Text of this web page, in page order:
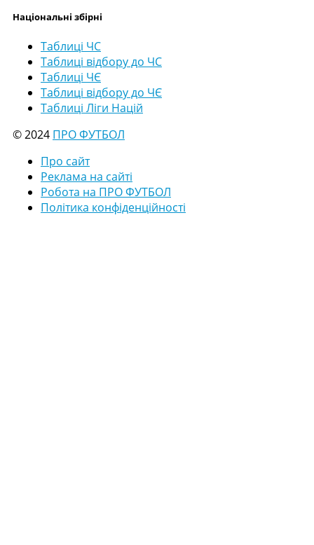
Національні збірні
Таблиці ЧС
Таблиці відбору до ЧС
Таблиці ЧЄ
Таблиці відбору до ЧЄ
Таблиці Ліги Націй
© 2024 ПРО ФУТБОЛ
Про сайт
Реклама на сайті
Робота на ПРО ФУТБОЛ
Політика конфіденційності